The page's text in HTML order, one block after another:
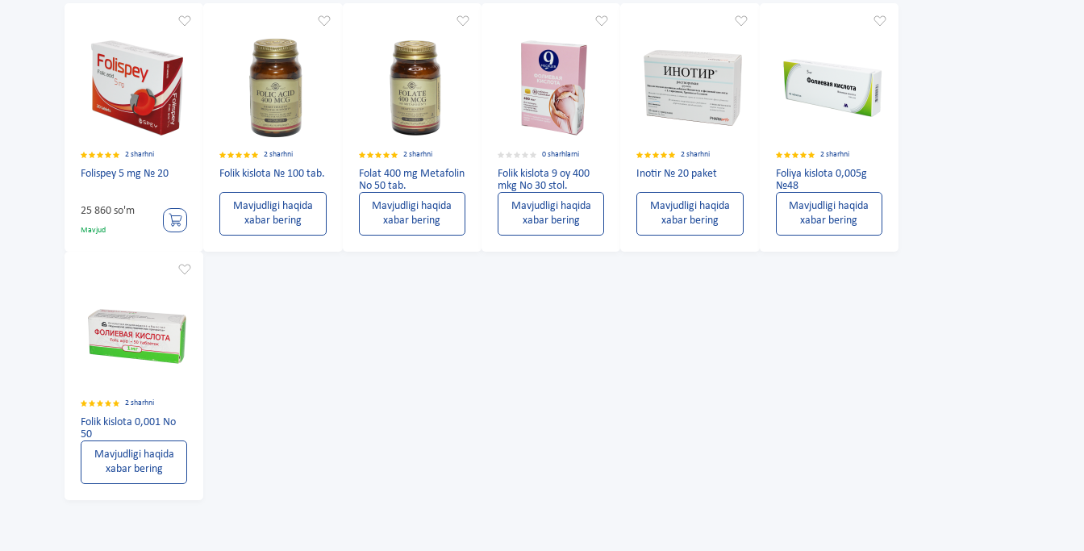
2 sharhni
Folispey 5 mg № 20
25 860 so'm
Mavjud
2 sharhni
Folik kislota № 100 tab.
Mavjudligi haqida
xabar bering
2 sharhni
Folat 400 mg Metafolin
No 50 tab.
Mavjudligi haqida
xabar bering
0 sharhlarni
Folik kislota 9 oy 400
mkg No 30 stol.
Mavjudligi haqida
xabar bering
2 sharhni
Inotir № 20 paket
Mavjudligi haqida
xabar bering
2 sharhni
Foliya kislota 0,005g
№48
Mavjudligi haqida
xabar bering
2 sharhni
Folik kislota 0,001 No
50
Mavjudligi haqida
xabar bering